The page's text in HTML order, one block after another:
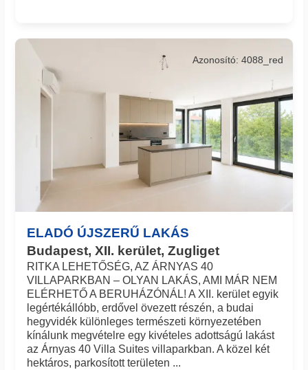
ELADÓ ÚJSZERŰ LAKÁS
Budapest, XII. kerület, Zugliget
Azonosító: 4088_red
RITKA LEHETŐSÉG, AZ ÁRNYAS 40
VILLAPARKBAN – OLYAN LAKÁS, AMI MÁR NEM
ELÉRHETŐ A BERUHÁZÓNÁL! A XII. kerület egyik
legértékállóbb, erdővel övezett részén, a budai
hegyvidék különleges természeti környezetében
kínálunk megvételre egy kivételes adottságú lakást
az Árnyas 40 Villa Suites villaparkban. A közel két
hektáros, parkosított területen ...